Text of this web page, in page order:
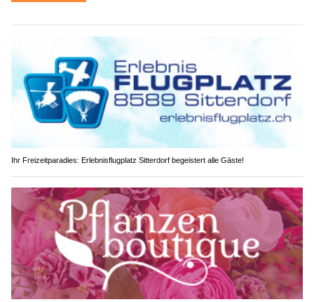
Ihr Freizeitparadies: Erlebnisflugplatz Sitterdorf begeistert alle Gäste!